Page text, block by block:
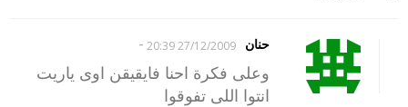
حنان 27/12/2009 20:39
-
وعلى فكرة احنا فايقيقن اوى ياريت
انتوا اللى تفوقوا